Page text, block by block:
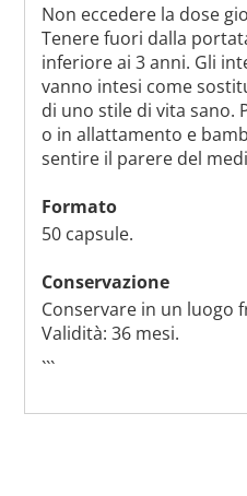
Non eccedere la dose
Tenere fuori dalla
inferiore ai 3 anni. Gli
vanno intesi come
di uno stile di vita sano.
o in allattamento e
sentire il parere del
Formato
50 capsule.
Conservazione
Conservare in un luogo
Validità: 36 mesi.
```